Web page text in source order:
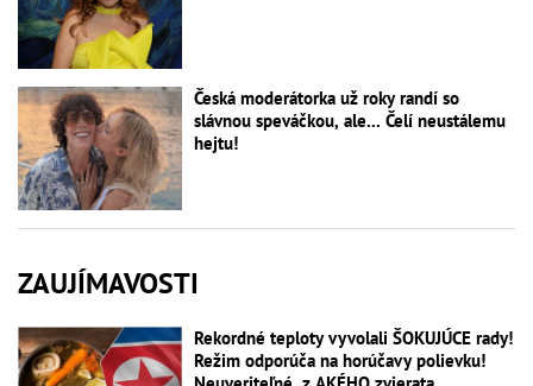
Česká moderátorka už roky randí so
slávnou speváčkou, ale... Čelí neustálemu
hejtu!
ZAUJÍMAVOSTI
Rekordné teploty vyvolali ŠOKUJÚCE rady!
Režim odporúča na horúčavy polievku!